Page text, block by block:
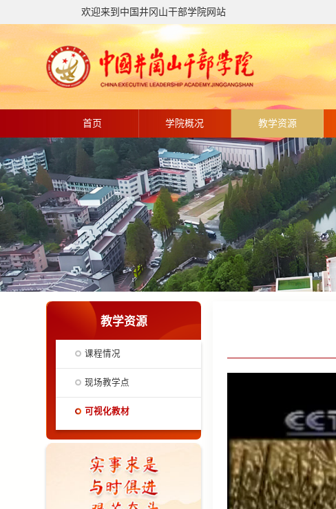
欢迎来到中国井冈山干部学院网站
首页 学院概况 教学资源
教学资源
课程情况
现场教学点
可视化教材